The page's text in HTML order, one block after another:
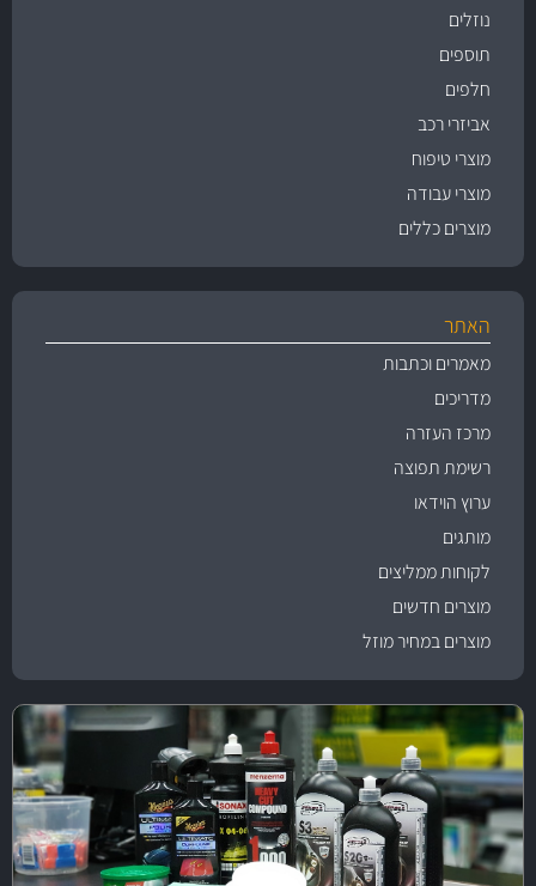
נוזלים
תוספים
חלפים
אביזרי רכב
מוצרי טיפוח
מוצרי עבודה
מוצרים כללים
האתר
מאמרים וכתבות
מדריכים
מרכז העזרה
רשימת תפוצה
ערוץ הוידאו
מותגים
לקוחות ממליצים
מוצרים חדשים
מוצרים במחיר מוזל